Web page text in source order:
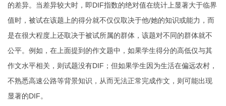
的差异。当差异较大时，即DIF指数的绝对值在统计上显著大于临界
值时，被试在该题上的得分就不仅仅取决于他/她的知识或能力，而
是在很大程度上还取决于被试所属的群体，该题对不同的群体就不
公平。例如，在上面提到的作文题中，如果学生得分的高低仅与其
作文水平相关，则试题没有DIF ；但如果学生因为生活在偏远农村，
不熟悉高速公路等背景知识，从而无法正常完成作文，则可能出现
显著的DIF。